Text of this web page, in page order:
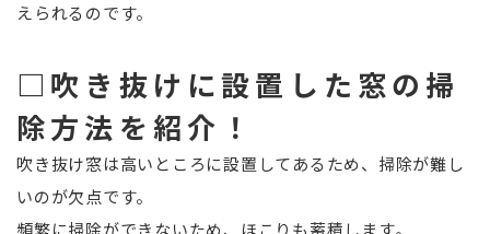
えられるのです。
□吹き抜けに設置した窓の掃
除方法を紹介！
吹き抜け窓は高いところに設置してあるため、掃除が難し
いのが欠点です。
頻繁に掃除ができないため、ほこりも蓄積します。